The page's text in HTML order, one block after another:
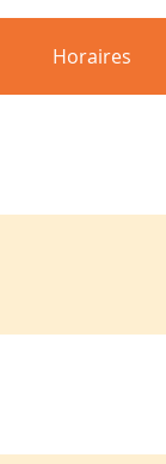
Horaires